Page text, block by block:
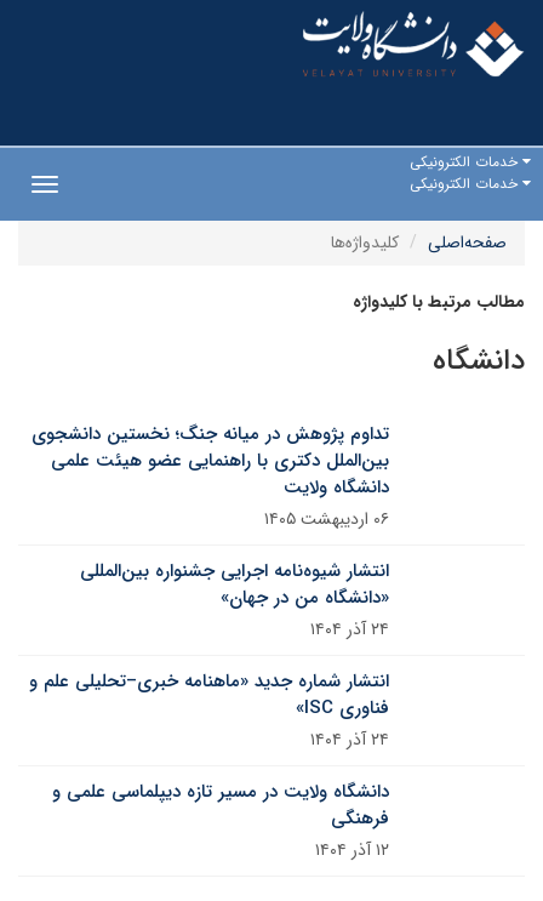
خدمات الکترونیکی
خدمات الکترونیکی
صفحه‌اصلی
کلیدواژه‌ها
مطالب مرتبط با کلیدواژه
دانشگاه
تداوم پژوهش در میانه جنگ؛ نخستین دانشجوی
بین‌الملل دکتری با راهنمایی عضو هیئت علمی
دانشگاه ولایت
۰۶ اردیبهشت ۱۴۰۵
انتشار شیوه‌نامه اجرایی جشنواره بین‌المللی
«دانشگاه من در جهان»
۲۴ آذر ۱۴۰۴
انتشار شماره جدید «ماهنامه خبری–تحلیلی علم و
فناوری ISC»
۲۴ آذر ۱۴۰۴
دانشگاه ولایت در مسیر تازه دیپلماسی علمی و
فرهنگی
۱۲ آذر ۱۴۰۴